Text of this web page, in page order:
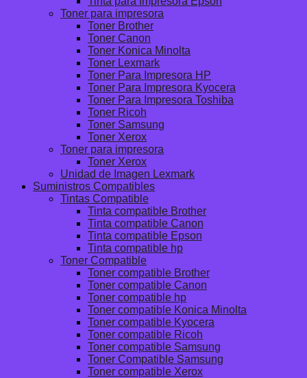
Toner para impresora
Toner Brother
Toner Canon
Toner Konica Minolta
Toner Lexmark
Toner Para Impresora HP
Toner Para Impresora Kyocera
Toner Para Impresora Toshiba
Toner Ricoh
Toner Samsung
Toner Xerox
Toner para impresora
Toner Xerox
Unidad de Imagen Lexmark
Suministros Compatibles
Tintas Compatible
Tinta compatible Brother
Tinta compatible Canon
Tinta compatible Epson
Tinta compatible hp
Toner Compatible
Toner compatible Brother
Toner compatible Canon
Toner compatible hp
Toner compatible Konica Minolta
Toner compatible Kyocera
Toner compatible Ricoh
Toner compatible Samsung
Toner Compatible Samsung
Toner compatible Xerox